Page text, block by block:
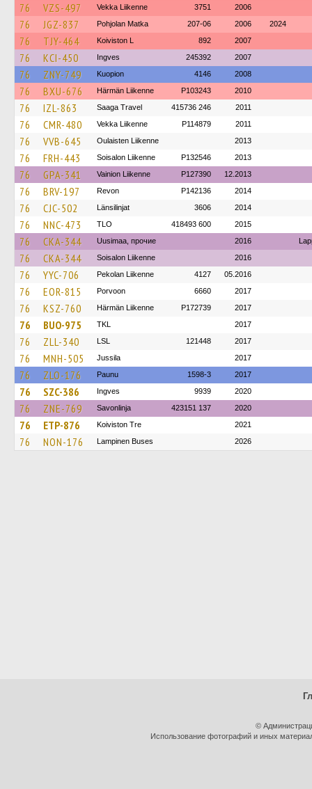
76 VZS-497 Vekka Liikenne 3751 2006
76 JGZ-837 Pohjolan Matka 207-06 2006 2024
76 TJY-464 Koiviston L 892 2007
76 KCI-450 Ingves 245392 2007
76 ZNY-749 Kuopion 4146 2008
76 BXU-676 Härmän Liikenne P103243 2010
76 IZL-863 Saaga Travel 415736 246 2011
76 CMR-480 Vekka Liikenne P114879 2011
76 VVB-645 Oulaisten Liikenne 2013
76 FRH-443 Soisalon Liikenne P132546 2013
76 GPA-341 Vainion Liikenne P127390 12.2013
76 BRV-197 Revon P142136 2014
76 CJC-502 Länsilinjat 3606 2014
76 NNC-473 TLO 418493 600 2015
76 CKA-344 Uusimaa, прочие 2016
76 CKA-344 Soisalon Liikenne 2016
76 YYC-706 Pekolan Liikenne 4127 05.2016
76 EOR-815 Porvoon 6660 2017
76 KSZ-760 Härmän Liikenne P172739 2017
76 BUO-975 TKL 2017
76 ZLL-340 LSL 121448 2017
76 MNH-505 Jussila 2017
76 ZLO-176 Paunu 1598-3 2017
76 SZC-386 Ingves 9939 2020
76 ZNE-769 Savonlinja 423151 137 2020
76 ETP-876 Koiviston Tre 2021
76 NON-176 Lampinen Buses 2026
©
Использование фотографий и иных